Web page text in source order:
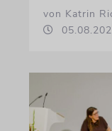
von Katrin